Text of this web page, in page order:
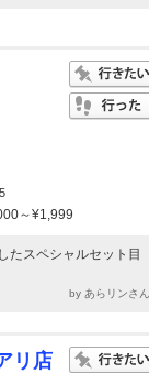
～¥1,999
たスペシャルセット目
by あらリンさん
リ店